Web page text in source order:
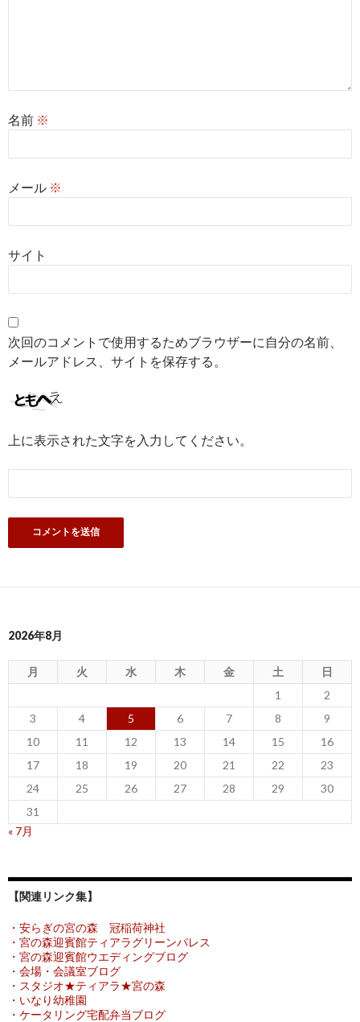
名前 ※
メール ※
サイト
次回のコメントで使用するためブラウザーに自分の名前、
メールアドレス、サイトを保存する。
上に表示された文字を入力してください。
2026年8月
月 火 水 木 金 土
日
1
2
3
4 5 6 7 8
9
10
11 12 13 14 15
16
17
18 19 20 21 22
23
24
25 26 27 28 29
30
31
« 7月
【関連リンク集】
・安らぎの宮の森 冠稲荷神社
・宮の森迎賓館ティアラグリーンパレス
・宮の森迎賓館ウエディングブログ
・会場・会議室ブログ
・スタジオ★ティアラ★宮の森
・いなり幼稚園
・ケータリング宅配弁当ブログ